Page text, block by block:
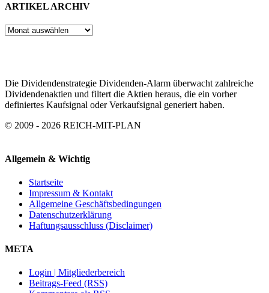
ARTIKEL ARCHIV
ARTIKEL
Die Dividendenstrategie Dividenden-Alarm überwacht zahlreiche
Dividendenaktien und filtert die Aktien heraus, die ein vorher
definiertes Kaufsignal oder Verkaufsignal generiert haben.
© 2009 - 2026 REICH-MIT-PLAN
Allgemein & Wichtig
Startseite
Impressum & Kontakt
Allgemeine Geschäftsbedingungen
Datenschutzerklärung
Haftungsausschluss (Disclaimer)
META
Login | Mitgliederbereich
Beitrags-Feed (RSS)